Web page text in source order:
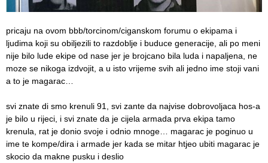
pricaju na ovom bbb/torcinom/ciganskom forumu o ekipama i
ljudima koji su obiljezili to razdoblje i buduce generacije, ali po meni
nije bilo lude ekipe od nase jer je brojcano bila luda i napaljena, ne
moze se nikoga izdvojit, a u isto vrijeme svih ali jedno ime stoji vani
a to je magarac…
svi znate di smo krenuli 91, svi zante da najvise dobrovoljaca hos-a
je bilo u rijeci, i svi znate da je cijela armada prva ekipa tamo
krenula, rat je donio svoje i odnio mnoge… magarac je poginuo u
ime te kompe/dira i armade jer kada se mitar htjeo ubiti magarac je
skocio da makne pusku i deslio